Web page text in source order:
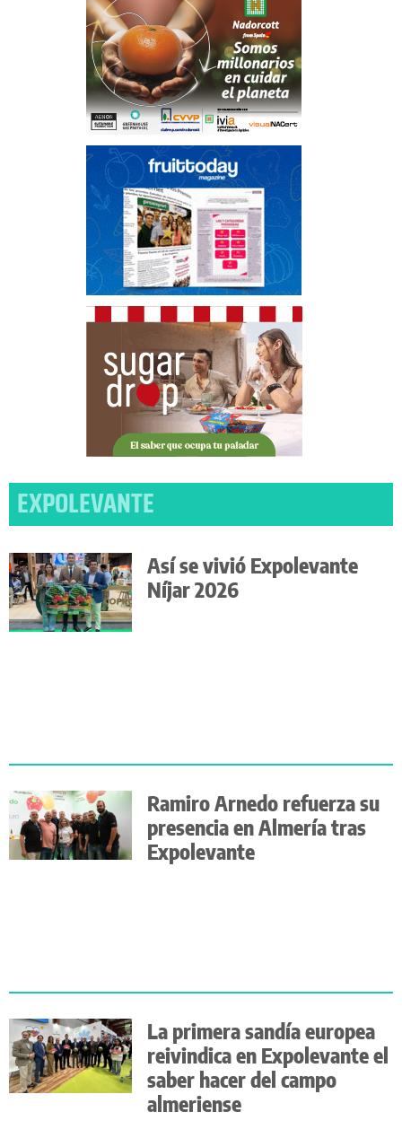
EXPOLEVANTE
Así se vivió Expolevante
Níjar 2026
Ramiro Arnedo refuerza su
presencia en Almería tras
Expolevante
La primera sandía europea
reivindica en Expolevante el
saber hacer del campo
almeriense